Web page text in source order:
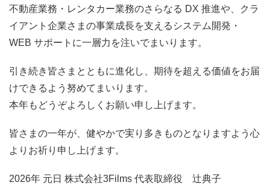
不動産業務・レンタカー業務のさらなる DX 推進や、クラ
イアント企業さまの事業成長を支えるシステム開発・
WEB サポートに一層力を注いでまいります。
引き続き皆さまとともに進化し、期待を超える価値をお届
けできるよう努めてまいります。
本年もどうぞよろしくお願い申し上げます。
皆さまの一年が、健やかで実り多きものとなりますよう心
よりお祈り申し上げます。
2026年 元日 株式会社3Films 代表取締役 辻典子